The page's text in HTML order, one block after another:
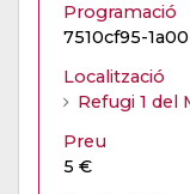
Programació
7510cf95-
Localització
Refugi 1 del
Preu
5 €